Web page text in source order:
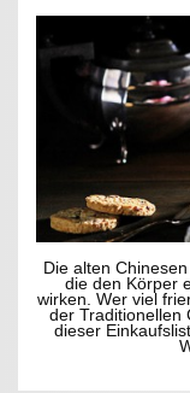
Die alten
die den Körper
wirken. Wer viel
der Traditionellen
dieser